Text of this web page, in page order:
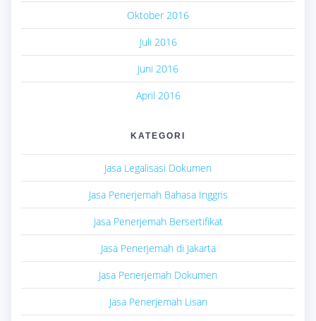
Oktober 2016
Juli 2016
Juni 2016
April 2016
KATEGORI
Jasa Legalisasi Dokumen
Jasa Penerjemah Bahasa Inggris
Jasa Penerjemah Bersertifikat
Jasa Penerjemah di Jakarta
Jasa Penerjemah Dokumen
Jasa Penerjemah Lisan